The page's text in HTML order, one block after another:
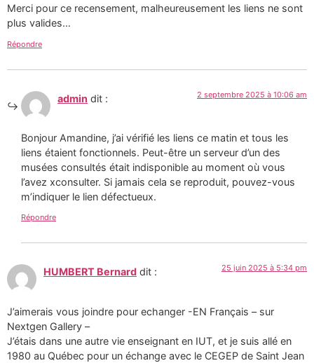
Merci pour ce recensement, malheureusement les liens ne sont
plus valides…
Répondre
admin dit : 2 septembre 2025 à 10:06 am
Bonjour Amandine, j’ai vérifié les liens ce matin et tous les
liens étaient fonctionnels. Peut-être un serveur d’un des
musées consultés était indisponible au moment où vous
l’avez xconsulter. Si jamais cela se reproduit, pouvez-vous
m’indiquer le lien défectueux.
Répondre
HUMBERT Bernard dit : 25 juin 2025 à 5:34 pm
J’aimerais vous joindre pour echanger -EN Français – sur
Nextgen Gallery –
J’étais dans une autre vie enseignant en IUT, et je suis allé en
1980 au Québec pour un échange avec le CEGEP de Saint Jean